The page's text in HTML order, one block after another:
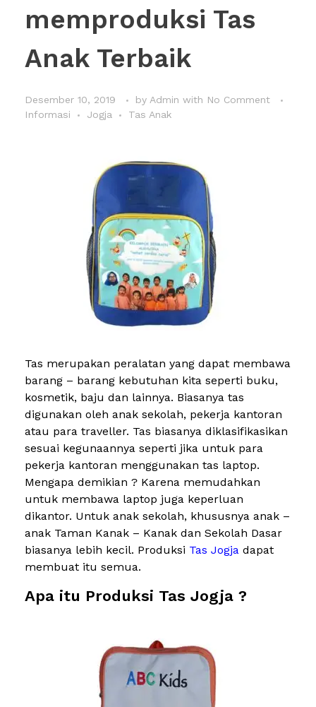
memproduksi Tas
Anak Terbaik
Desember 10, 2019 by Admin with No Comment
Informasi
Jogja Tas Anak
Tas merupakan peralatan yang dapat membawa
barang – barang kebutuhan kita seperti buku,
kosmetik, baju dan lainnya. Biasanya tas
digunakan oleh anak sekolah, pekerja kantoran
atau para traveller. Tas biasanya diklasifikasikan
sesuai kegunaannya seperti jika untuk para
pekerja kantoran menggunakan tas laptop.
Mengapa demikian ? Karena memudahkan
untuk membawa laptop juga keperluan
dikantor. Untuk anak sekolah, khususnya anak –
anak Taman Kanak – Kanak dan Sekolah Dasar
biasanya lebih kecil. Produksi Tas Jogja dapat
membuat itu semua.
Apa itu Produksi Tas Jogja ?